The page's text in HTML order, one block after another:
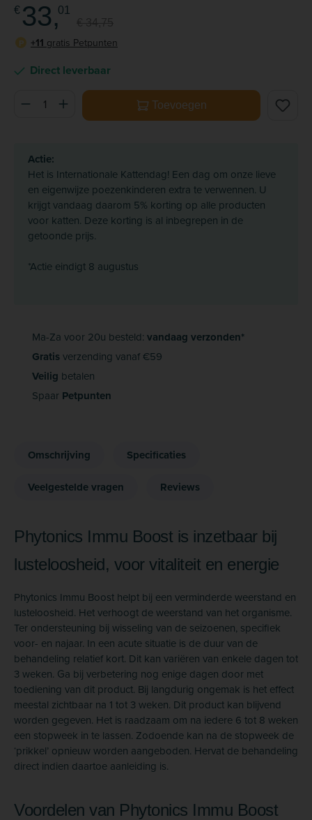
Direct leverbaar
€ 33,01
Producthoeveelheid: Voer de gewenste hoeveelheid in of
Toevoegen
P +11 gratis Petpunten
Actie:
Het is Internationale Kattendag! Een dag om onze lieve
en eigenwijze poezenkinderen extra te verwennen. U
krijgt vandaag daarom 5% korting op alle producten
voor katten. Deze korting is al inbegrepen in de
getoonde prijs.
*Actie eindigt 8 augustus
Ma-Za voor 20u besteld: vandaag verzonden*
Gratisverzending vanaf €59
Veilig betalen
Spaar Petpunten
Omschrijving Specificaties
Veelgestelde vragen Reviews
Phytonics Immu Boost is inzetbaar bij
lusteloosheid, voor vitaliteit en energie
Phytonics Immu Boost helpt bij een verminderde weerstand en
lusteloosheid. Het verhoogt de weerstand van het organisme.
Ter ondersteuning bij wisseling van de seizoenen, specifiek
voor- en najaar. In een acute situatie is de duur van de
behandeling relatief kort. Dit kan variëren van enkele dagen tot
3 weken. Ga bij verbetering nog enige dagen door met
toediening van dit product. Bij langdurig ongemak is het effect
meestal zichtbaar na 1 tot 3 weken. Dit product kan blijvend
worden gegeven. Het is raadzaam om na iedere 6 tot 8 weken
een stopweek in te lassen. Zodoende kan na de stopweek de
‘prikkel’ opnieuw worden aangeboden. Hervat de behandeling
direct indien daartoe aanleiding is.
Voordelen van Phytonics Immu Boost